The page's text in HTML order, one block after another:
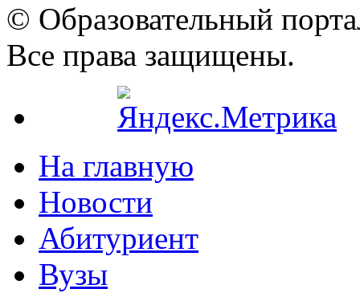
© Образовательный
Все права защищены.
На главную
Новости
Абитуриент
Вузы